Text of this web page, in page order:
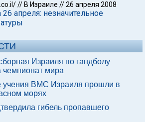
// В Израиле //26 апреля 2008
апреля: незначительное
Израиля по гандболу
мира
ВМС Израиля прошли в
морях
гибель пропавшего